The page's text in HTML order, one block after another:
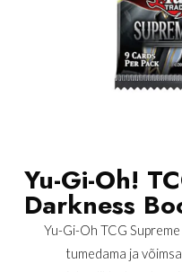
Yu-Gi-Oh!
Darkness
Yu-Gi-Oh TCG
tumedama ja